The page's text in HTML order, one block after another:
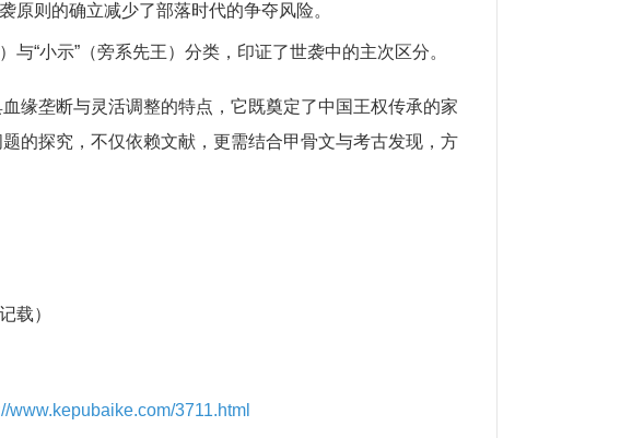
原则的确立减少了部落时代的争夺风险。
与“小示”（旁系先王）分类，印证了世袭中的主次区分。
缘垄断与灵活调整的特点，它既奠定了中国王权传承的家
的探究，不仅依赖文献，更需结合甲骨文与考古发现，方
载）
www.kepubaike.com/3711.html